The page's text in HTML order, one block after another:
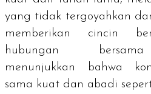
yang tidak tergoyahkan
memberikan cincin
hubungan
menunjukkan bahwa
sama kuat dan abadi